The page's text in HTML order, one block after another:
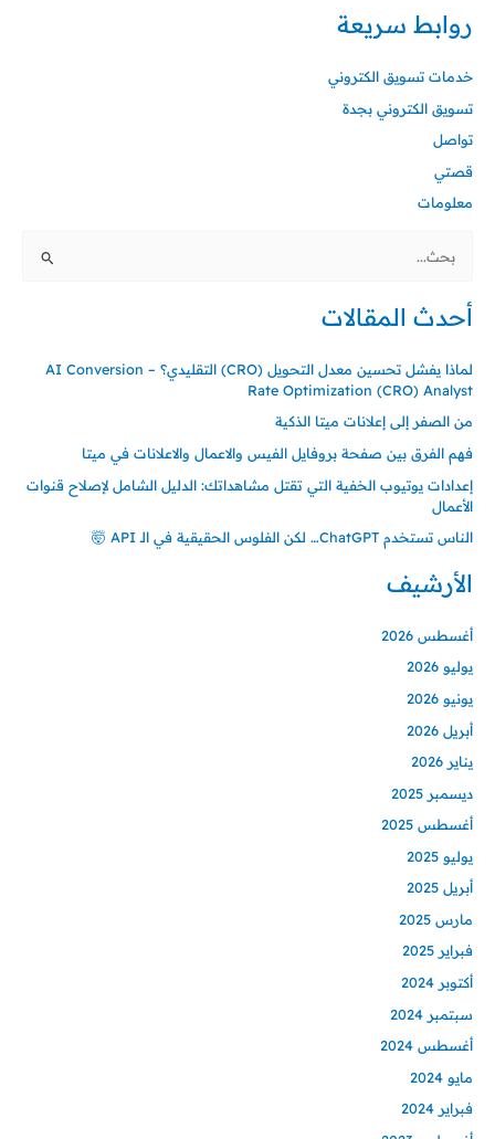
روابط سريعة
خدمات تسويق الكتروني
تسويق الكتروني بجدة
تواصل
قصتي
معلومات
ث
ع
ن
:
أحدث المقالات
لماذا يفشل تحسين معدل التحويل (CRO) التقليدي؟ – AI Conversion
Rate Optimization (CRO) Analyst
من الصفر إلى إعلانات ميتا الذكية
فهم الفرق بين صفحة بروفايل الفيس والاعمال والاعلانات في ميتا
إعدادات يوتيوب الخفية التي تقتل مشاهداتك: الدليل الشامل لإصلاح قنوات
الأعمال
الناس تستخدم ChatGPT… لكن الفلوس الحقيقية في الـ API 🤯
الأرشيف
أغسطس 2026
يوليو 2026
يونيو 2026
أبريل 2026
يناير 2026
ديسمبر 2025
أغسطس 2025
يوليو 2025
أبريل 2025
مارس 2025
فبراير 2025
أكتوبر 2024
سبتمبر 2024
أغسطس 2024
مايو 2024
فبراير 2024